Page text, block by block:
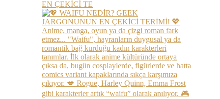
EN ÇEKİCİ TE